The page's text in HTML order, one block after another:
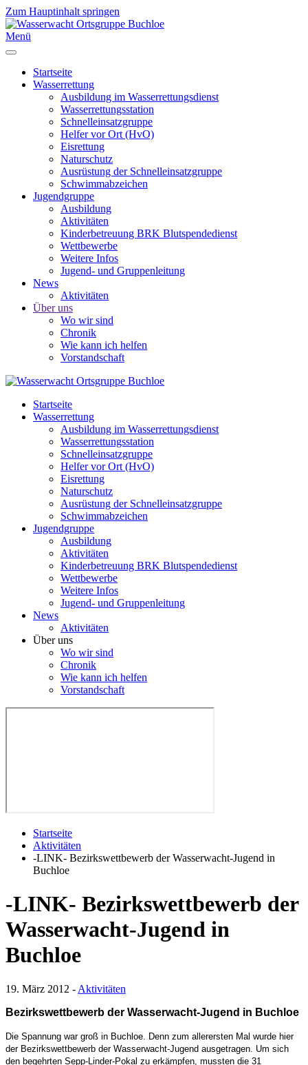
Zum Hauptinhalt springen
Menü
Startseite
Wasserrettung
Ausbildung im Wasserrettungsdienst
Wasserrettungsstation
Schnelleinsatzgruppe
Helfer vor Ort (HvO)
Eisrettung
Naturschutz
Ausrüstung der Schnelleinsatzgruppe
Schwimmabzeichen
Jugendgruppe
Ausbildung
Aktivitäten
Kinderbetreuung BRK Blutspendedienst
Wettbewerbe
Weitere Infos
Jugend- und Gruppenleitung
News
Aktivitäten
Über uns
Wo wir sind
Chronik
Wie kann ich helfen
Vorstandschaft
Startseite
Wasserrettung
Ausbildung im Wasserrettungsdienst
Wasserrettungsstation
Schnelleinsatzgruppe
Helfer vor Ort (HvO)
Eisrettung
Naturschutz
Ausrüstung der Schnelleinsatzgruppe
Schwimmabzeichen
Jugendgruppe
Ausbildung
Aktivitäten
Kinderbetreuung BRK Blutspendedienst
Wettbewerbe
Weitere Infos
Jugend- und Gruppenleitung
News
Aktivitäten
Über uns
Wo wir sind
Chronik
Wie kann ich helfen
Vorstandschaft
Startseite
Aktivitäten
-LINK- Bezirkswettbewerb der Wasserwacht-Jugend in
Buchloe
-LINK- Bezirkswettbewerb der
Wasserwacht-Jugend in
Buchloe
19. März 2012 - Aktivitäten
Bezirkswettbewerb der Wasserwacht-Jugend in Buchloe
Die Spannung war groß in Buchloe. Denn zum allerersten Mal wurde hier
der Bezirkswettbewerb der Wasserwacht-Jugend ausgetragen. Um sich
den begehrten Sepp-Linder-Pokal zu erkämpfen, mussten die 31